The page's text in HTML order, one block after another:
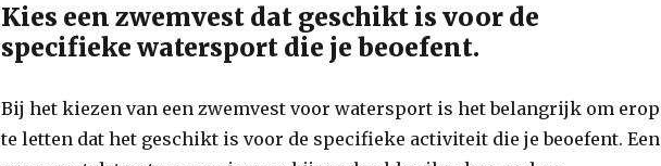
Kies een zwemvest dat geschikt is voor de
specifieke watersport die je beoefent.
Bij het kiezen van een zwemvest voor watersport is het belangrijk om erop
te letten dat het geschikt is voor de specifieke activiteit die je beoefent. Een